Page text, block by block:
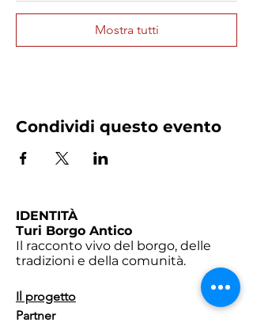
Mostra tutti
Condividi questo evento
IDENTITÀ
Turi Borgo Antico
Il racconto vivo del borgo, delle
tradizioni e della comunità.
​Il progetto
Partner